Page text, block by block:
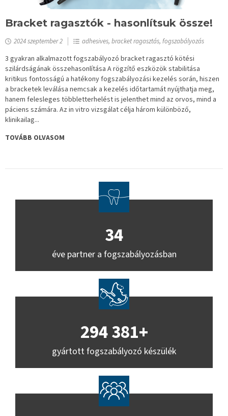
Bracket ragasztók - hasonlítsuk össze!
2024 szeptember 2 adhesives, bracket ragasztás, fogszabályozás
3 gyakran alkalmazott fogszabályozó bracket ragasztó kötési
szilárdságának összehasonlítása A rögzítő eszközök stabilitása
kritikus fontosságú a hatékony fogszabályozási kezelés során, hiszen
a bracketek leválása nemcsak a kezelés időtartamát nyújthatja meg,
hanem felesleges többletterhelést is jelenthet mind az orvos, mind a
páciens számára. Az in vitro vizsgálat célja három különböző,
klinikailag...
TOVÁBB OLVASOM
34
éve partner a fogszabályozásban
295 026+
gyártott fogszabályozó készülék